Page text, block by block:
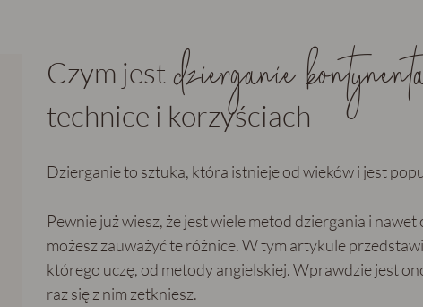
Czym jest dzierganie
technice i korzyściach
Dzierganie to sztuka, która istnieje od wieków i jest
Pewnie już wiesz, że jest wiele metod dziergania i
możesz zauważyć te różnice. W tym artykule
którego uczę, od metody angielskiej. Wprawdzie jest
raz się z nim zetkniesz.